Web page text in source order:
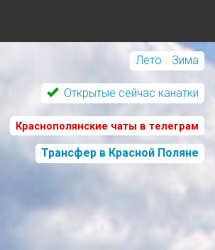
Лето / Зима
Открытые сейчас канатки
Краснополянские чаты в телеграм
Трансфер в Красной Поляне